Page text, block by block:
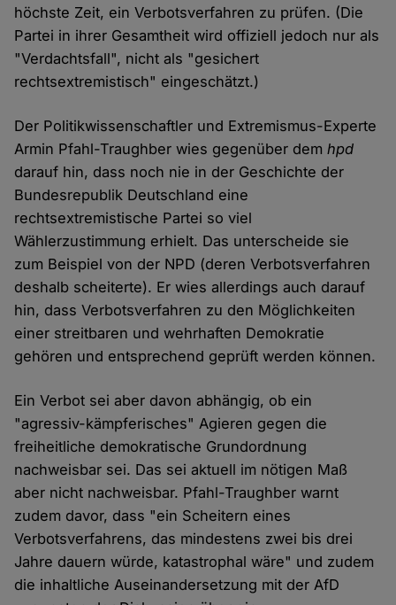
höchste Zeit, ein Verbotsverfahren zu prüfen. (Die
Partei in ihrer Gesamtheit wird offiziell jedoch nur als
"Verdachtsfall", nicht als "gesichert
rechtsextremistisch" eingeschätzt.)
Der Politikwissenschaftler und Extremismus-Experte
Armin Pfahl-Traughber wies gegenüber demhpd
darauf hin, dass noch nie in der Geschichte der
Bundesrepublik Deutschland eine
rechtsextremistische Partei so viel
Wählerzustimmung erhielt. Das unterscheide sie
zum Beispiel von der NPD (deren Verbotsverfahren
deshalb scheiterte). Er wies allerdings auch darauf
hin, dass Verbotsverfahren zu den Möglichkeiten
einer streitbaren und wehrhaften Demokratie
gehören und entsprechend geprüft werden können.
Ein Verbot sei aber davon abhängig, ob ein
"agressiv-kämpferisches" Agieren gegen die
freiheitliche demokratische Grundordnung
nachweisbar sei. Das sei aktuell im nötigen Maß
aber nicht nachweisbar. Pfahl-Traughber warnt
zudem davor, dass "ein Scheitern eines
Verbotsverfahrens, das mindestens zwei bis drei
Jahre dauern würde, katastrophal wäre" und zudem
die inhaltliche Auseinandersetzung mit der AfD